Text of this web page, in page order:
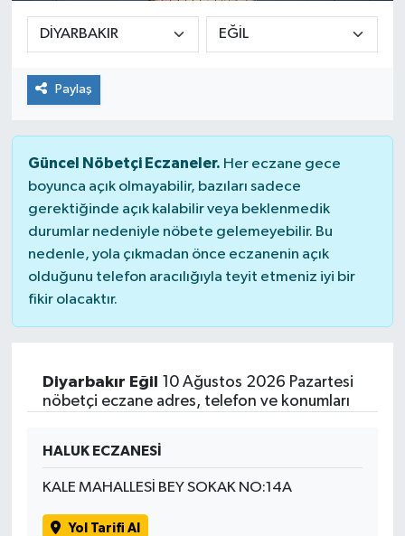
Paylaş
Güncel Nöbetçi Eczaneler. Her eczane gece
boyunca açık olmayabilir, bazıları sadece
gerektiğinde açık kalabilir veya beklenmedik
durumlar nedeniyle nöbete gelemeyebilir. Bu
nedenle, yola çıkmadan önce eczanenin açık
olduğunu telefon aracılığıyla teyit etmeniz iyi bir
fikir olacaktır.
Diyarbakır Eğil
10 Ağustos 2026 Pazartesi
nöbetçi eczane adres, telefon ve konumları
HALUK ECZANESİ
KALE MAHALLESİ BEY SOKAK NO:14A
Yol Tarifi Al